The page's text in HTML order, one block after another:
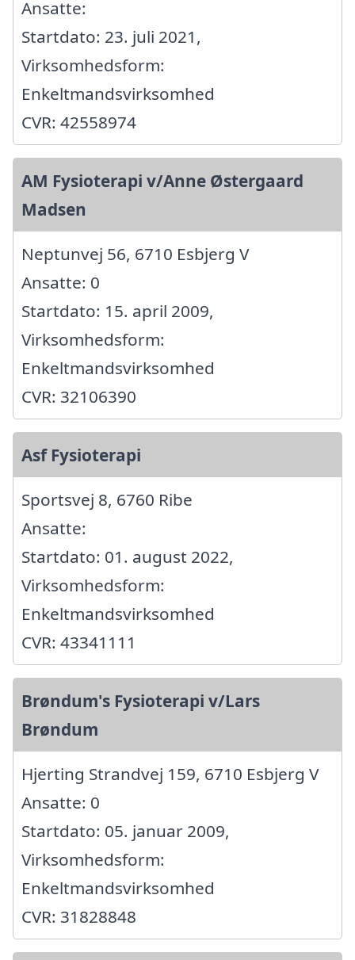
Ansatte:
Startdato: 23. juli 2021,
Virksomhedsform:
Enkeltmandsvirksomhed
CVR: 42558974
AM Fysioterapi v/Anne Østergaard
Madsen
Neptunvej 56, 6710 Esbjerg V
Ansatte: 0
Startdato: 15. april 2009,
Virksomhedsform:
Enkeltmandsvirksomhed
CVR: 32106390
Asf Fysioterapi
Sportsvej 8, 6760 Ribe
Ansatte:
Startdato: 01. august 2022,
Virksomhedsform:
Enkeltmandsvirksomhed
CVR: 43341111
Brøndum's Fysioterapi v/Lars
Brøndum
Hjerting Strandvej 159, 6710 Esbjerg V
Ansatte: 0
Startdato: 05. januar 2009,
Virksomhedsform:
Enkeltmandsvirksomhed
CVR: 31828848